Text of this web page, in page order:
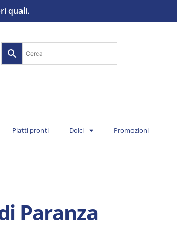
quali.
Piatti pronti Dolci Promozioni
Paranza